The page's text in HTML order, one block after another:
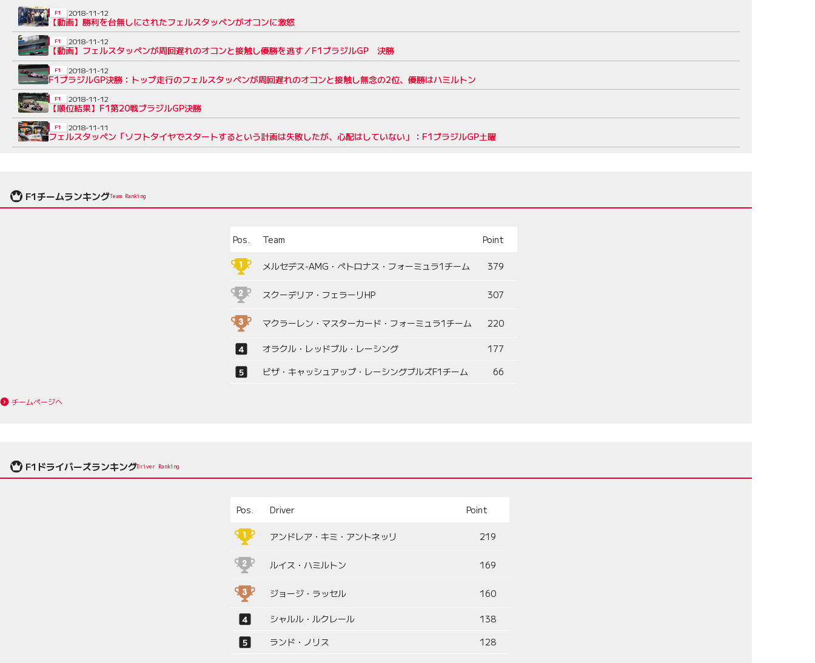
【動画】勝利を台無しにされたフェルスタッペンがオコンに激怒
F1 2018-11-12
【動画】フェルスタッペンが周回遅れのオコンと接触し優勝を逃す／F1ブラジルGP 決勝
F1 2018-11-12
F1ブラジルGP決勝：トップ走行のフェルスタッペンが周回遅れのオコンと接触し無念の2位、優勝はハミルトン
F1 2018-11-12
【順位結果】F1第20戦ブラジルGP決勝
F1 2018-11-12
フェルスタッペン「ソフトタイヤでスタートするという計画は失敗したが、心配はしていない」：F1ブラジルGP土曜
F1 2018-11-11
F1チームランキングTeam Ranking
Pos. Team Point
メルセデス-AMG・ペトロナス・フォーミュラ1チーム 379
スクーデリア・フェラーリHP 307
マクラーレン・マスターカード・フォーミュラ1チーム 220
オラクル・レッドブル・レーシング
177
ビザ・キャッシュアップ・レーシングブルズF1チーム
66
チームページへ
F1ドライバーズランキングDriver Ranking
Pos. Driver Point
アンドレア・キミ・アントネッリ 219
ルイス・ハミルトン 169
ジョージ・ラッセル 160
シャルル・ルクレール
138
ランド・ノリス
128